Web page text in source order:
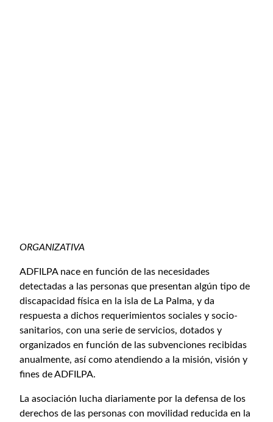
ORGANIZATIVA
ADFILPA nace en función de las necesidades
detectadas a las personas que presentan algún tipo de
discapacidad física en la isla de La Palma, y da
respuesta a dichos requerimientos sociales y socio-
sanitarios, con una serie de servicios, dotados y
organizados en función de las subvenciones recibidas
anualmente, así como atendiendo a la misión, visión y
fines de ADFILPA.
La asociación lucha diariamente por la defensa de los
derechos de las personas con movilidad reducida en la